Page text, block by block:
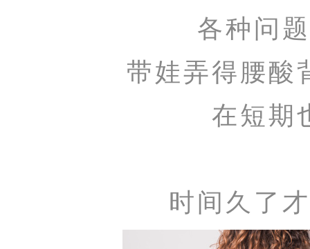
各种问
带娃弄得腰酸
在短期
时间久了